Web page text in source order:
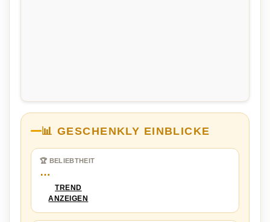
📊 GESCHENKLY EINBLICKE
🏆 BELIEBTHEIT
…
TREND
ANZEIGEN